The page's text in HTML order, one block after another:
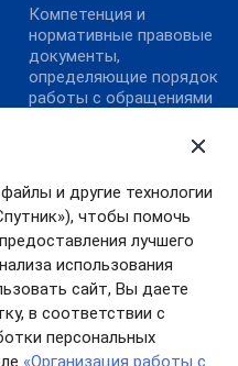
и другие технологии
чтобы помочь
лучшего
использования
сайт, Вы даете
в соответствии с
персональных
«Организация работы с
Компетенция и
нормативные правовые
документы,
определяющие порядок
работы с обращениями
Личный прием
Общественная приемная
ОНФ «Карта убитых
дорог»